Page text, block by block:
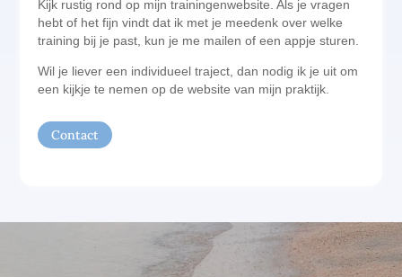
Kijk rustig rond op mijn trainingenwebsite. Als je vragen
hebt of het fijn vindt dat ik met je meedenk over welke
training bij je past, kun je me mailen of een appje sturen.
Wil je liever een individueel traject, dan nodig ik je uit om
een kijkje te nemen op de website van mijn praktijk.
Contact